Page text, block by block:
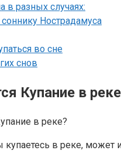
в разных случаях:
Нострадамуса
во сне
снов
Купание в
в реке, может